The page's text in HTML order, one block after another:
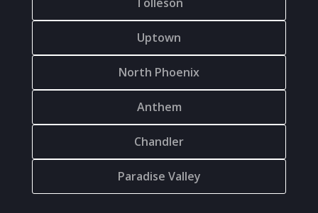
Uptown
North Phoenix
Anthem
Chandler
Paradise Valley